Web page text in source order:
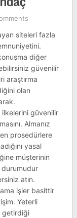
siteleri fazla
diğer
güvenilir
araştırma
olan
ilkelerini güvenilir
Almanız
prosedürlere
yasal
müşterinin
durumudur
atın.
işler basittir
Yeterli
getirdiği